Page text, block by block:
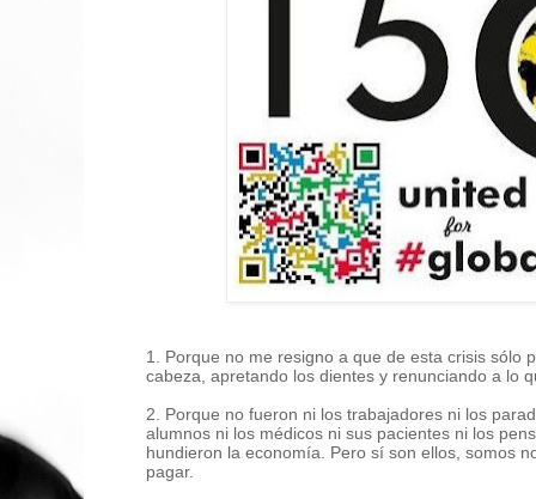
1. Porque no me resigno a que de esta crisis sólo
cabeza, apretando los dientes y renunciando a lo
2. Porque no fueron ni los trabajadores ni los
alumnos ni los médicos ni sus pacientes ni los
hundieron la economía. Pero sí son ellos, somos
pagar.